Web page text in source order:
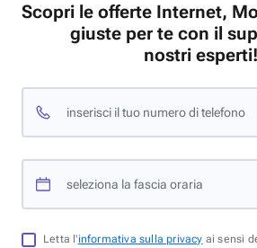
Scopri le offerte Internet,
giuste per te con il
nostri esperti!
inserisci il tuo numero di telefono
seleziona la fascia oraria
Letta l'informativa sulla privacy ai sensi